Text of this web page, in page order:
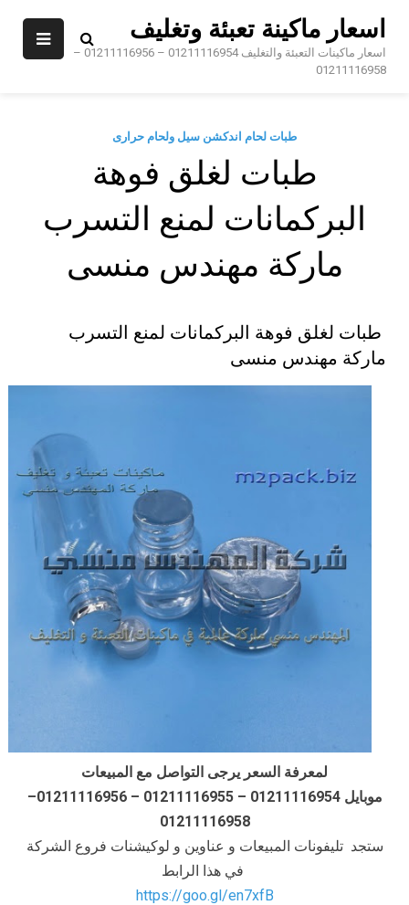
اسعار ماكينة تعبئة وتغليف
اسعار ماكينات التعبئة والتغليف 01211116954 – 01211116956 –
01211116958
طبات لحام اندكشن سيل ولحام حرارى
طبات لغلق فوهة
البركمانات لمنع التسرب
ماركة مهندس منسى
طبات لغلق فوهة البركمانات لمنع التسرب
ماركة مهندس منسى
لمعرفة السعر يرجى التواصل مع المبيعات
موبايل 01211116954 – 01211116955 – 01211116956–
01211116958
ستجد تليفونات المبيعات و عناوين و لوكيشنات فروع الشركة
في هذا الرابط
https://goo.gl/en7xfB